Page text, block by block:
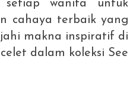
setiap wanita untuk
cahaya terbaik yang
makna inspiratif di
dalam koleksi See